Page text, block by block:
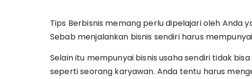
Tips Berbisnis memang perlu dipelajari oleh Anda
Sebab menjalankan bisnis sendiri harus
Selain itu mempunyai bisnis usaha sendiri tidak
seperti seorang karyawan. Anda tentu harus